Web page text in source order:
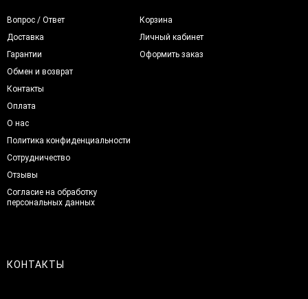
Вопрос / Ответ
Доставка
Гарантии
Обмен и возврат
Контакты
Оплата
О нас
Политика конфиденциальности
Сотрудничество
Отзывы
Согласие на обработку
персональных данных
Корзина
Личный кабинет
Оформить заказ
КОНТАКТЫ